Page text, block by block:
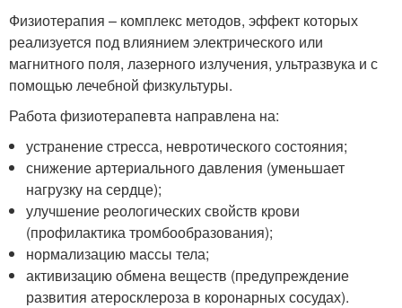
Физиотерапия – комплекс методов, эффект которых
реализуется под влиянием электрического или
магнитного поля, лазерного излучения, ультразвука и с
помощью лечебной физкультуры.
Работа физиотерапевта направлена на:
устранение стресса, невротического состояния;
снижение артериального давления (уменьшает
нагрузку на сердце);
улучшение реологических свойств крови
(профилактика тромбообразования);
нормализацию массы тела;
активизацию обмена веществ (предупреждение
развития атеросклероза в коронарных сосудах).